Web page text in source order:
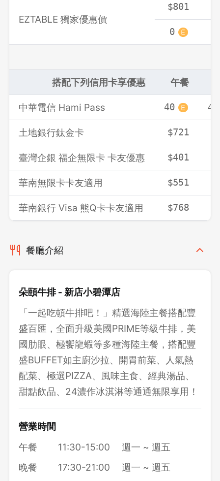
EZTABLE 獨家優惠價
$801
0
搭配下列信用卡享優惠 午餐
中華電信 Hami Pass 40 40
土地銀行鈦金卡 $721
臺灣企銀 福企無限卡 卡友優惠 $401
華南無限卡卡友適用 $551
華南銀行 Visa 熊Q卡卡友適用 $768
餐廳介紹
朵頤牛排 - 新店小碧潭店
「一起吃頓牛排吧！」精選海陸主餐搭配豐
盛百匯，全面升級美國PRIME等級牛排，美
國肋眼、極饗龍蝦等多種海陸主餐，搭配豐
盛BUFFET如主廚沙拉、開胃前菜、人氣熱
配菜、極選PIZZA、風味主食、經典湯品、
甜點飲品、24濃作冰淇淋等通通無限享用！
營業時間
午餐
11:30-15:00
週一 ~ 週五
晚餐
17:30-21:00
週一 ~ 週五